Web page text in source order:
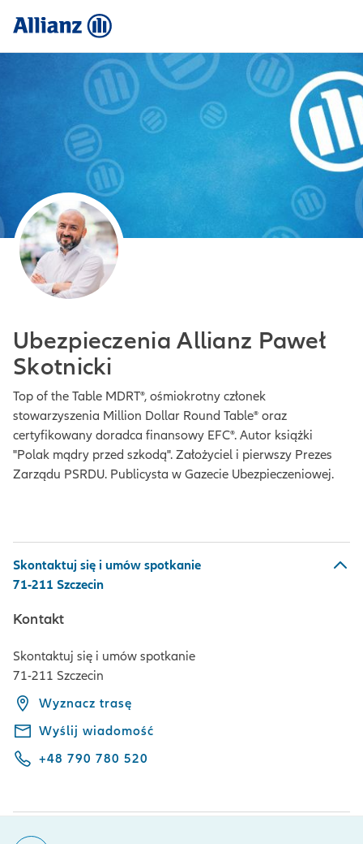
Ubezpieczenia Allianz Paweł
Skotnicki
Top of the Table MDRT®, ośmiokrotny członek
stowarzyszenia Million Dollar Round Table® oraz
certyfikowany doradca finansowy EFC®. Autor książki
"Polak mądry przed szkodą". Założyciel i pierwszy Prezes
Zarządu PSRDU. Publicysta w Gazecie Ubezpieczeniowej.
Skontaktuj się i umów spotkanie
71-211 Szczecin
Kontakt
Skontaktuj się i umów spotkanie
71-211 Szczecin
Wyznacz trasę
Wyślij wiadomość
+48 790 780 520